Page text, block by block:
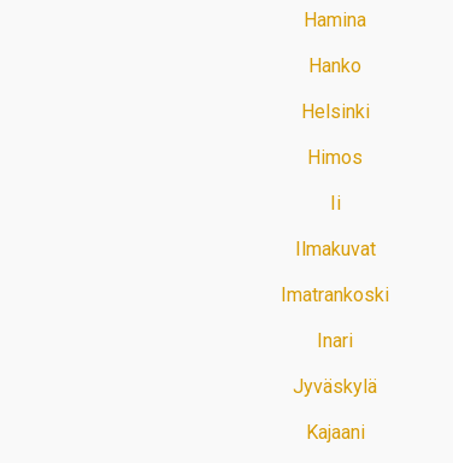
Hamina
Hanko
Helsinki
Himos
Ii
Ilmakuvat
Imatrankoski
Inari
Jyväskylä
Kajaani